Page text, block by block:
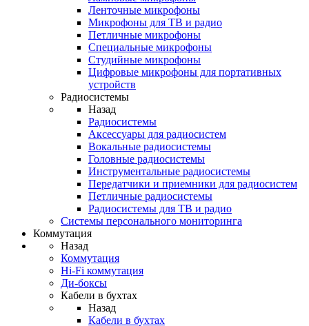
Ленточные микрофоны
Микрофоны для ТВ и радио
Петличные микрофоны
Специальные микрофоны
Студийные микрофоны
Цифровые микрофоны для портативных
устройств
Радиосистемы
Назад
Радиосистемы
Аксессуары для радиосистем
Вокальные радиосистемы
Головные радиосистемы
Инструментальные радиосистемы
Передатчики и приемники для радиосистем
Петличные радиосистемы
Радиосистемы для ТВ и радио
Системы персонального мониторинга
Коммутация
Назад
Коммутация
Hi-Fi коммутация
Ди-боксы
Кабели в бухтах
Назад
Кабели в бухтах